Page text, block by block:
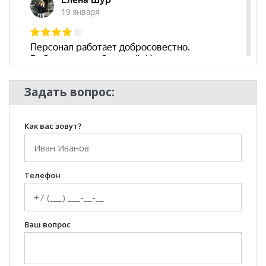
Съёмный чехол
нет
Декоративные
подушки
Стиль
Современный
Комната
Гостиная
Задать вопрос:
Как вас зовут?
Телефон
Ваш вопрос